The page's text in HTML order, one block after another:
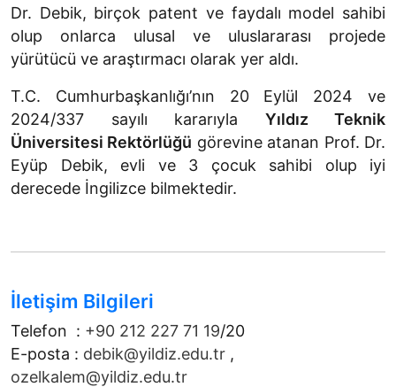
Dr. Debik, birçok patent ve faydalı model sahibi
olup onlarca ulusal ve uluslararası projede
yürütücü ve araştırmacı olarak yer aldı.
T.C. Cumhurbaşkanlığı’nın 20 Eylül 2024 ve
2024/337 sayılı kararıyla Yıldız Teknik
Üniversitesi Rektörlüğü görevine atanan Prof. Dr.
Eyüp Debik, evli ve 3 çocuk sahibi olup iyi
derecede İngilizce bilmektedir.
İletişim Bilgileri
Telefon : +90 212 227 71 19/20
E-posta : debik@yildiz.edu.tr ,
ozelkalem@yildiz.edu.tr